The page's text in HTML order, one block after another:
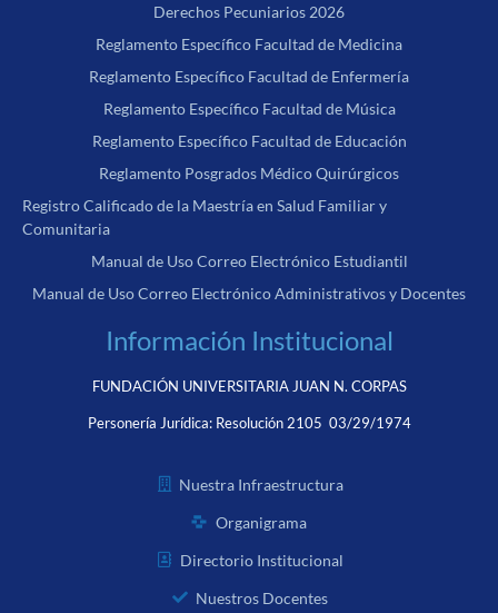
Derechos Pecuniarios 2026
Reglamento Específico Facultad de Medicina
Reglamento Específico Facultad de Enfermería
Reglamento Específico Facultad de Música
Reglamento Específico Facultad de Educación
Reglamento Posgrados Médico Quirúrgicos
Registro Calificado de la Maestría en Salud Familiar y
Comunitaria
Manual de Uso Correo Electrónico Estudiantil
Manual de Uso Correo Electrónico Administrativos y Docentes
Información Institucional
FUNDACIÓN UNIVERSITARIA JUAN N. CORPAS
Personería Jurídica: Resolución 2105 03/29/1974
Nuestra Infraestructura
Organigrama
Directorio Institucional
Nuestros Docentes